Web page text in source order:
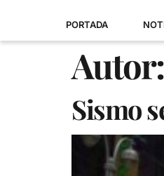
PORTADA
Autor:
Sismo